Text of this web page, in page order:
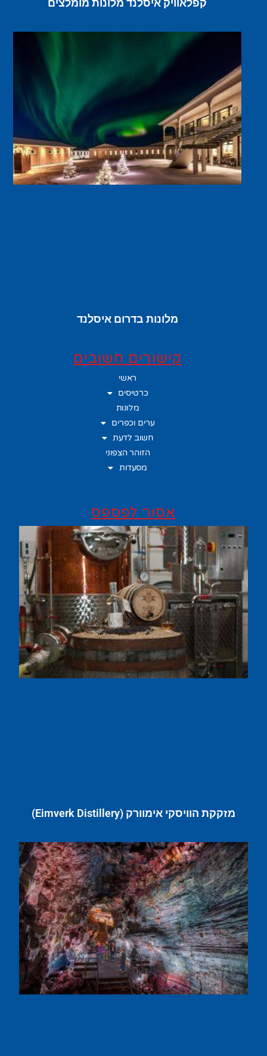
קפלאוויק איסלנד מלונות מומלצים
מלונות בדרום איסלנד
קישורים חשובים
ראשי
כרטיסים
מלונות
ערים וכפרים
חשוב לדעת
הזוהר הצפוני
מסעדות
אסור לפספס
מזקקת הוויסקי אימוורק (Eimverk Distillery)